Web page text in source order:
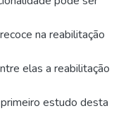
na reabilitação
elas a reabilitação
estudo desta